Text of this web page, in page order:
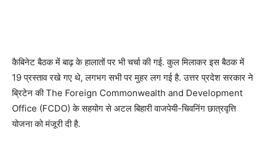
कैबिनेट बैठक में बाढ़ के हालातों पर भी चर्चा की गई. कुल मिलाकर इस बैठक में
19 प्रस्ताव रखे गए थे, लगभग सभी पर मुहर लग गई है. उत्तर प्रदेश सरकार ने
ब्रिटेन की The Foreign Commonwealth and Development
Office (FCDO) के सहयोग से अटल बिहारी वाजपेयी-चिवनिंग छात्रवृत्ति
योजना को मंजूरी दी है.